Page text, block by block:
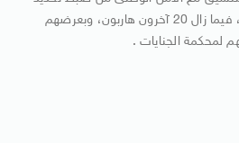
المتهمين وضبط 21 منهم، فيما زال 20 آخرون هاربون، وبعرضهم
لمحكمة الجنايات .